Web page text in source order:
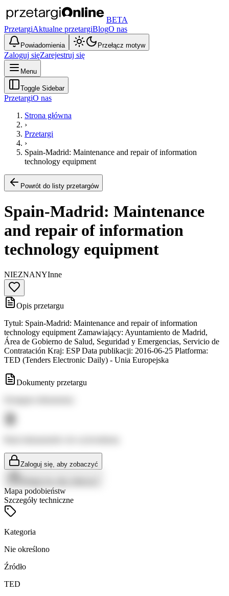
BETA
PrzetargiAktualne przetargiBlogO nas
Powiadomienia Przełącz motyw
Zaloguj sięZarejestruj się
Menu
Toggle Sidebar
PrzetargiO nas
Strona główna
›
Przetargi
›
Spain-Madrid: Maintenance and repair of information
technology equipment
Powrót do listy przetargów
Spain-Madrid: Maintenance
and repair of information
technology equipment
NIEZNANYInne
Opis przetargu
Tytuł: Spain-Madrid: Maintenance and repair of information
technology equipment Zamawiający: Ayuntamiento de Madrid,
Área de Gobierno de Salud, Seguridad y Emergencias, Servicio de
Contratación Kraj: ESP Data publikacji: 2016-06-25 Platforma:
TED (Tenders Electronic Daily) - Unia Europejska
Dokumenty przetargu
Zaloguj się, aby zobaczyć
Mapa podobieństw
Szczegóły techniczne
Kategoria
Nie określono
Źródło
TED